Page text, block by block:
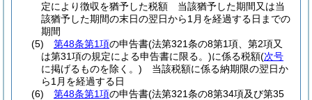
定により徴収を猶予した税額 当該猶予した期間又は当
該猶予した期間の末日の翌日から1月を経過する日までの
期間
(5)
第48条第1項の申告書(法第321条の8第1項、第2項又
は第31項の規定による申告書に限る。)に係る税額(次号
に掲げるものを除く。) 当該税額に係る納期限の翌日か
ら1月を経過する日
(6)
第48条第1項の申告書(法第321条の8第34項及び第35